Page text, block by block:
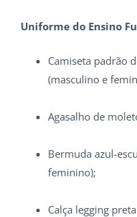
Uniforme do Ensino
Camiseta padrão
(masculino e
Agasalho de
Bermuda azul-
feminino);
Calça legging